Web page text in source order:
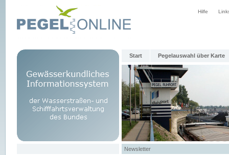
Hilfe
Start Pegelauswahl über Karte
Newsletter